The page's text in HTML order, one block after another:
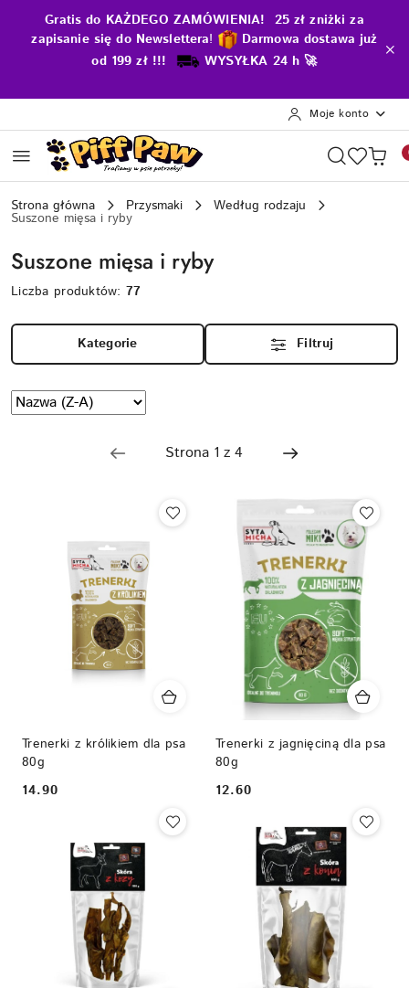
Przejdź do treści głównej
Przejdź do wyszukiwarki
Przejdź do moje konto
Przejdź do menu głównego
Przejdź do stopki
Gratis do KAŻDEGO ZAMÓWIENIA! 25 zł zniżki za
zapisanie się do Newslettera! Darmowa dostawa już
od 199 zł !!!
WYSYŁKA 24 h 🚀
Moje konto
Strona główna Przysmaki Według rodzaju
Suszone mięsa i ryby
Suszone mięsa i ryby
Liczba produktów:77
Kategorie Filtruj
Zastosowano
sortowanie:
Sortuj
według
Trenerki z królikiem dla psa
80g
Cena:
14.90
Trenerki z jagnięciną dla psa
80g
Cena:
12.60